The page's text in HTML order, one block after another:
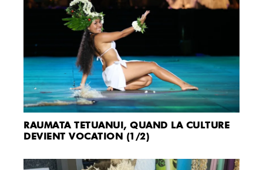
RAUMATA TETUANUI, QUAND LA CULTURE
DEVIENT VOCATION (1/2)